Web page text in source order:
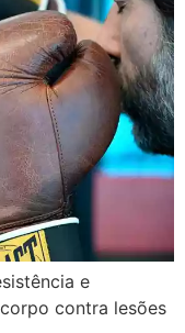
e
contra lesões